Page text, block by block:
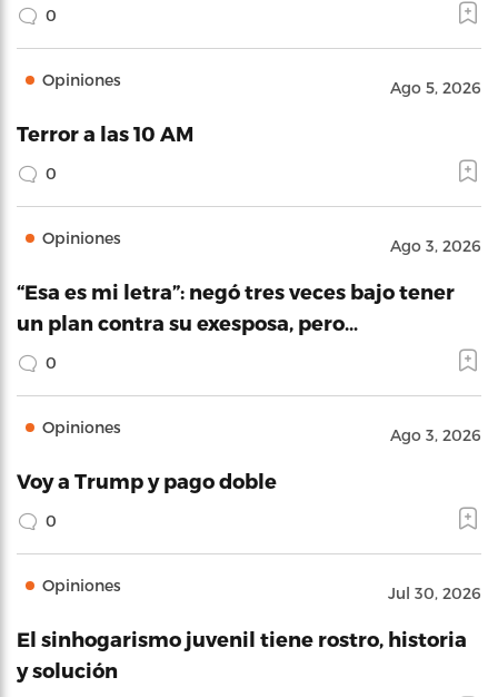
0
Opiniones Ago 5, 2026
Terror a las 10 AM
0
Opiniones Ago 3, 2026
“Esa es mi letra”: negó tres veces bajo tener
un plan contra su exesposa, pero…
0
Opiniones Ago 3, 2026
Voy a Trump y pago doble
0
Opiniones Jul 30, 2026
El sinhogarismo juvenil tiene rostro, historia
y solución